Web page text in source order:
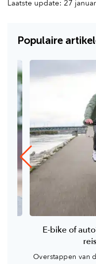
Laatste update: 27
Populaire
E-bike of
Overstappen van